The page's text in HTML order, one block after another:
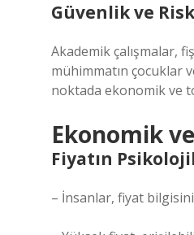
Güvenlik ve
Akademik çalışmalar,
mühimmatın çocuklar
noktada ekonomik ve
Ekonomik
Fiyatın
– İnsanlar, fiyat